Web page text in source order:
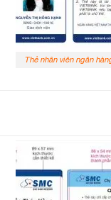
Thẻ nhân viên ngân